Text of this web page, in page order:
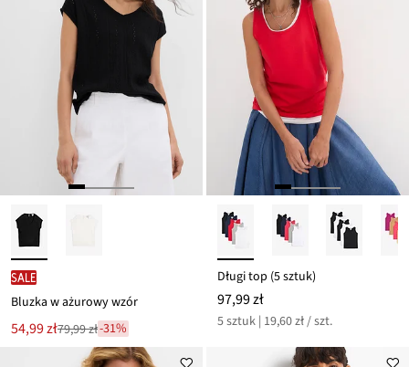
SALE
Bluzka w ażurowy wzór
Nowa
cena
54,99 zł
Przeceniono
79,99 zł-31%
Długi top (5 sztuk)
97,99 zł
5 sztuk | 19,60 zł / szt.